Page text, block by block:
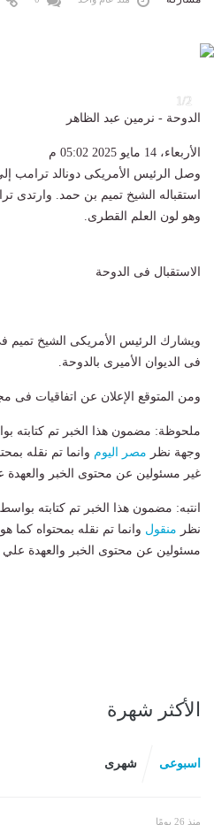
1/2
الدوحة - نرمين عبد الظاهر
الأربعاء، 14 مايو 2025 05:02 م
وصل الرئيس الأمريكى دونالد ترامب
استقباله الشيخ تميم بن حمد. وارتدى
وهو لون العلم القطرى.
الاستقبال فى الدوحة
ويشارك الرئيس الأمريكى الشيخ
فى الديوان الأميرى بالدوحة.
ومن المتوقع الإعلان عن اتفاقيات فى
ملحوظة: مضمون هذا الخبر تم كتابته
وجهة نظر مصر اليوم وانما تم نقله
غير مسئولين عن محتوى الخبر والعهدة
انتبه: مضمون هذا الخبر تم كتابته
نظر منقول وانما تم نقله بمحتواه كما
مسئولين عن محتوى الخبر والعهدة
الأكثر شهرة
اسبوعى شهرى
منذ 26 يومًا